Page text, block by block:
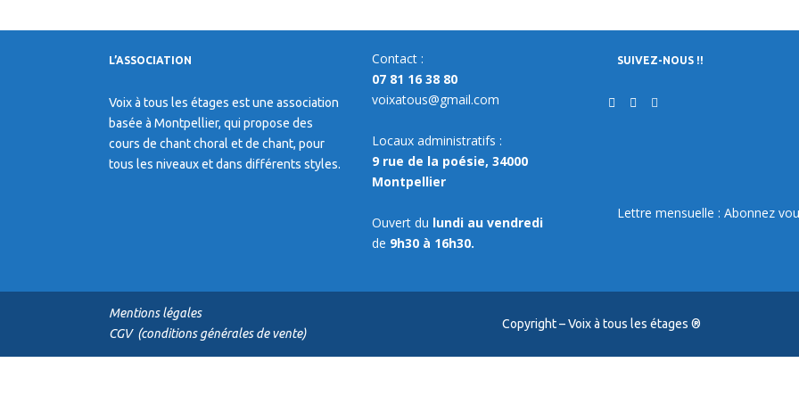
L’ASSOCIATION
Voix à tous les étages est une association
basée à Montpellier, qui propose des
cours de chant choral et de chant, pour
tous les niveaux et dans différents styles.
Contact :
07 81 16 38 80
voixatous@gmail.com
Locaux administratifs :
9 rue de la poésie, 34000
Montpellier
Ouvert du lundi au vendredi
de 9h30 à 16h30.
SUIVEZ-NOUS !!
Lettre mensuelle : Abonnez
Mentions légales
CGV (conditions générales de vente)
Copyright – Voix à tous les étages ®